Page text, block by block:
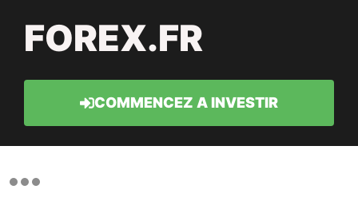
FOREX.FR
COMMENCEZ A INVESTIR